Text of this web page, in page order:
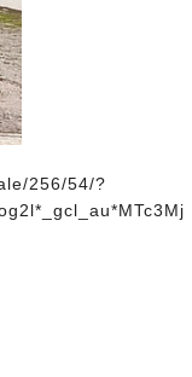
256/54/?